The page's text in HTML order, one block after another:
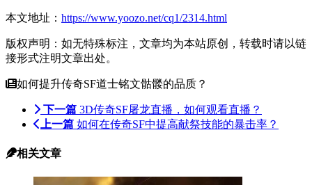
本文地址： https://www.yoozo.net/cq1/2314.html
版权声明：如无特殊标注，文章均为本站原创，转载时请以链
接形式注明文章出处。
如何提升传奇SF道士铭文骷髅的品质？
下一篇 3D传奇SF屠龙直播，如何观看直播？
上一篇 如何在传奇SF中提高献祭技能的暴击率？
相关文章